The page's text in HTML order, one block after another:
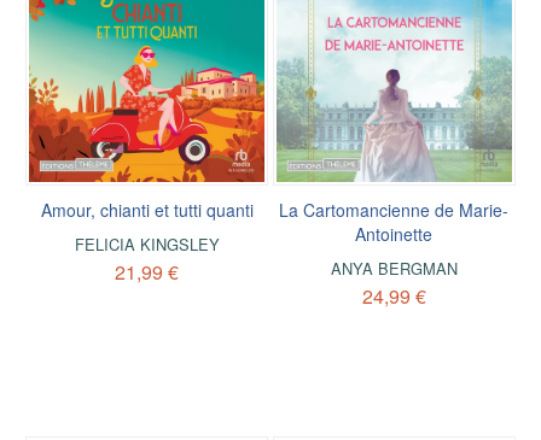
Amour, chianti et tutti quanti
FELICIA KINGSLEY
21,99 €
La Cartomancienne de Marie-
Antoinette
ANYA BERGMAN
24,99 €